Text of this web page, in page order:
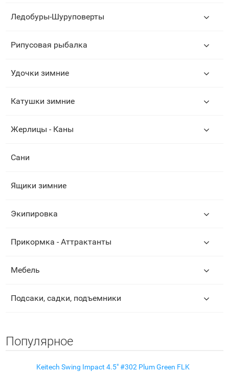
Ледобуры-Шуруповерты
Рипусовая рыбалка
Удочки зимние
Катушки зимние
Жерлицы - Каны
Сани
Ящики зимние
Экипировка
Прикормка - Аттрактанты
Мебель
Подсаки, садки, подъемники
Популярное
Keitech Swing Impact 4.5" #302 Plum Green FLK